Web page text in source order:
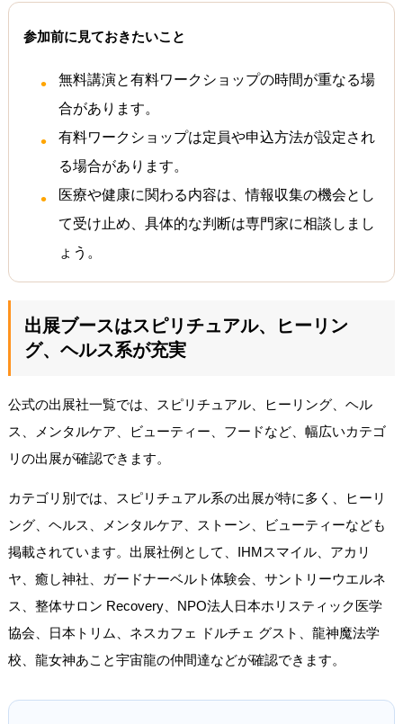
参加前に見ておきたいこと
無料講演と有料ワークショップの時間が重なる場
合があります。
有料ワークショップは定員や申込方法が設定され
る場合があります。
医療や健康に関わる内容は、情報収集の機会とし
て受け止め、具体的な判断は専門家に相談しまし
ょう。
出展ブースはスピリチュアル、ヒーリン
グ、ヘルス系が充実
公式の出展社一覧では、スピリチュアル、ヒーリング、ヘル
ス、メンタルケア、ビューティー、フードなど、幅広いカテゴ
リの出展が確認できます。
カテゴリ別では、スピリチュアル系の出展が特に多く、ヒーリ
ング、ヘルス、メンタルケア、ストーン、ビューティーなども
掲載されています。出展社例として、IHMスマイル、アカリ
ヤ、癒し神社、ガードナーベルト体験会、サントリーウエルネ
ス、整体サロン Recovery、NPO法人日本ホリスティック医学
協会、日本トリム、ネスカフェ ドルチェ グスト、龍神魔法学
校、龍女神あこと宇宙龍の仲間達などが確認できます。